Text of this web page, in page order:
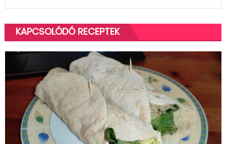
KAPCSOLÓDÓ RECEPTEK